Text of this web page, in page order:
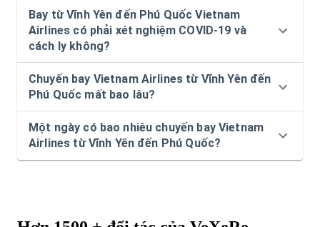
Bay từ Vĩnh Yên đến Phú Quốc Vietnam
Airlines có phải xét nghiệm COVID-19 và
cách ly không?
Chuyến bay Vietnam Airlines từ Vĩnh Yên đến
Phú Quốc mất bao lâu?
Một ngày có bao nhiêu chuyến bay Vietnam
Airlines từ Vĩnh Yên đến Phú Quốc?